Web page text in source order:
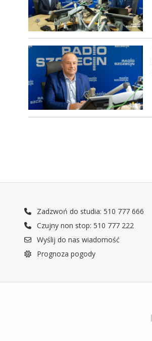
Zadzwoń do studia: 510 777 666
Czujny non stop: 510 777 222
Wyślij do nas wiadomość
Prognoza pogody